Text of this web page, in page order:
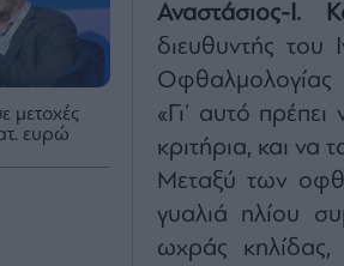
μετοχές
ευρώ
Αναστάσιος-Ι.
διευθυντής του
Οφθαλμολογίας
«Γι’ αυτό
κριτήρια, και να
Μεταξύ των
γυαλιά ηλίου
ωχράς